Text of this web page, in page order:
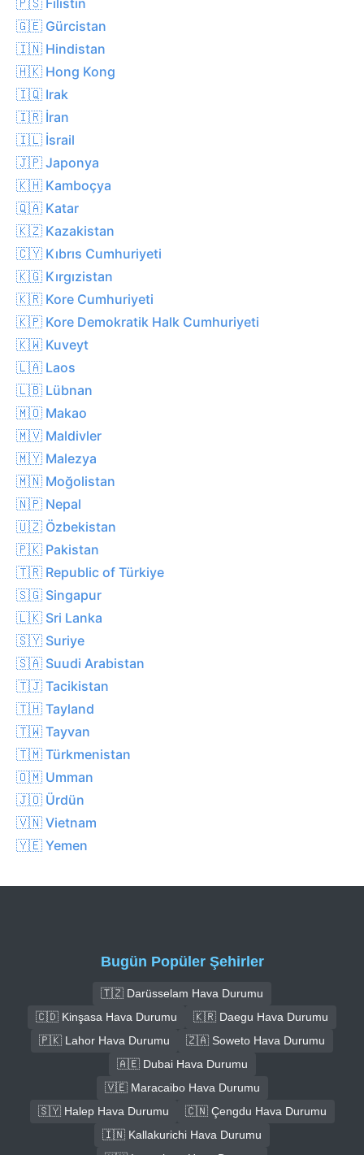
🇬🇪 Gürcistan
🇮🇳 Hindistan
🇭🇰 Hong Kong
🇮🇶 Irak
🇮🇷 İran
🇮🇱 İsrail
🇯🇵 Japonya
🇰🇭 Kamboçya
🇶🇦 Katar
🇰🇿 Kazakistan
🇨🇾 Kıbrıs Cumhuriyeti
🇰🇬 Kırgızistan
🇰🇷 Kore Cumhuriyeti
🇰🇵 Kore Demokratik Halk Cumhuriyeti
🇰🇼 Kuveyt
🇱🇦 Laos
🇱🇧 Lübnan
🇲🇴 Makao
🇲🇻 Maldivler
🇲🇾 Malezya
🇲🇳 Moğolistan
🇳🇵 Nepal
🇺🇿 Özbekistan
🇵🇰 Pakistan
🇹🇷 Republic of Türkiye
🇸🇬 Singapur
🇱🇰 Sri Lanka
🇸🇾 Suriye
🇸🇦 Suudi Arabistan
🇹🇯 Tacikistan
🇹🇭 Tayland
🇹🇼 Tayvan
🇹🇲 Türkmenistan
🇴🇲 Umman
🇯🇴 Ürdün
🇻🇳 Vietnam
🇾🇪 Yemen
Bugün Popüler Şehirler
🇹🇿 Darüsselam Hava Durumu
🇨🇩 Kinşasa Hava Durumu
🇰🇷 Daegu Hava Durumu
🇵🇰 Lahor Hava Durumu
🇿🇦 Soweto Hava Durumu
🇦🇪 Dubai Hava Durumu
🇻🇪 Maracaibo Hava Durumu
🇸🇾 Halep Hava Durumu
🇨🇳 Çengdu Hava Durumu
🇮🇳 Kallakurichi Hava Durumu